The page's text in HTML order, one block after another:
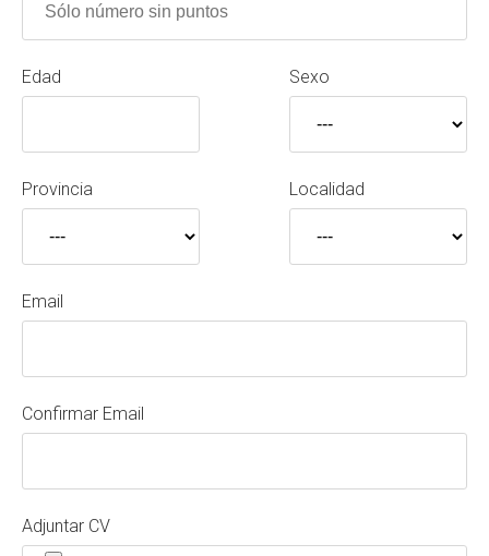
Edad Sexo
Provincia Localidad
Email
Confirmar Email
Adjuntar CV